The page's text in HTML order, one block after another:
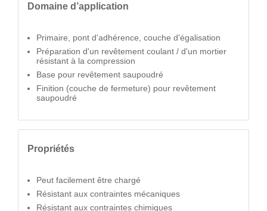
Domaine d’application
Primaire, pont d'adhérence, couche d'égalisation
Préparation d'un revêtement coulant / d'un mortier
résistant à la compression
Base pour revêtement saupoudré
Finition (couche de fermeture) pour revêtement
saupoudré
Propriétés
Peut facilement être chargé
Résistant aux contraintes mécaniques
Résistant aux contraintes chimiques